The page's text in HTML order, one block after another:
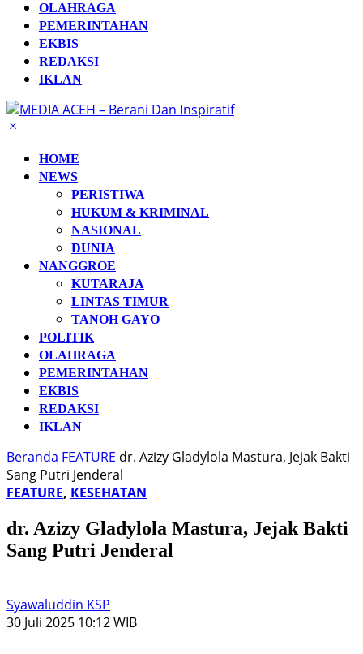
OLAHRAGA
PEMERINTAHAN
EKBIS
REDAKSI
IKLAN
HOME
NEWS
PERISTIWA
HUKUM & KRIMINAL
NASIONAL
DUNIA
NANGGROE
KUTARAJA
LINTAS TIMUR
TANOH GAYO
POLITIK
OLAHRAGA
PEMERINTAHAN
EKBIS
REDAKSI
IKLAN
Beranda FEATURE dr. Azizy Gladylola Mastura, Jejak Bakti
Sang Putri Jenderal
FEATURE, KESEHATAN
dr. Azizy Gladylola Mastura, Jejak Bakti
Sang Putri Jenderal
Syawaluddin KSP
30 Juli 2025 10:12 WIB